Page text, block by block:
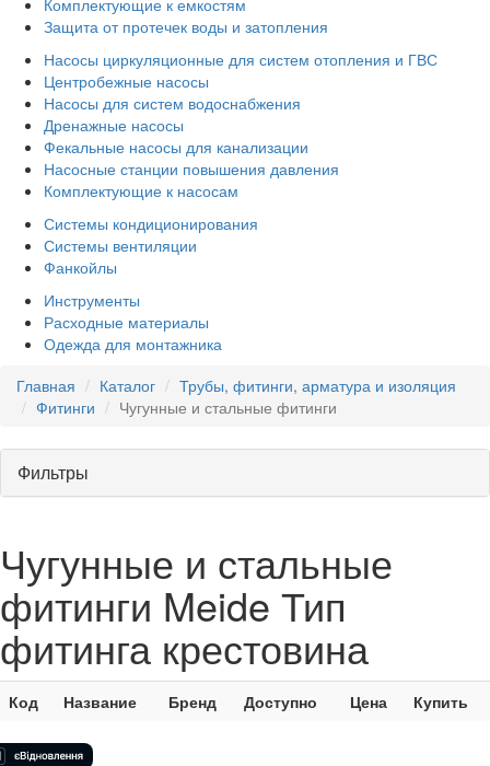
Защита от протечек воды и затопления
Насосы циркуляционные для систем отопления и ГВС
Центробежные насосы
Насосы для систем водоснабжения
Дренажные насосы
Фекальные насосы для канализации
Насосные станции повышения давления
Комплектующие к насосам
Системы кондиционирования
Системы вентиляции
Фанкойлы
Инструменты
Расходные материалы
Одежда для монтажника
Главная
Каталог
Трубы, фитинги, арматура и изоляция
Фитинги
Чугунные и стальные фитинги
Фильтры
Чугунные и стальные
фитинги Meide Тип
фитинга крестовина
Код Название Бренд Доступно Цена Купить